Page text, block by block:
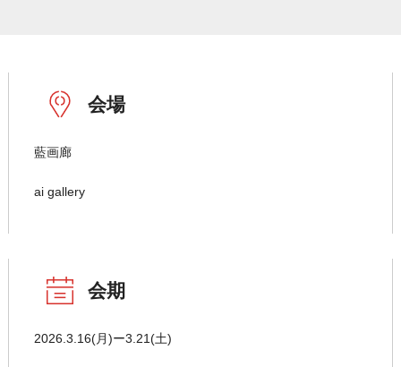
会場
藍画廊
ai gallery
会期
2026.3.16(月)ー3.21(土)